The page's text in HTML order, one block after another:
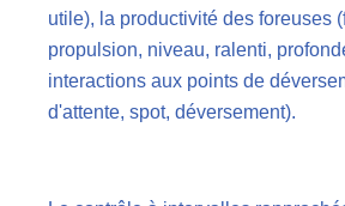
utile), la productivité des foreuses
propulsion, niveau, ralenti,
interactions aux points de
d'attente, spot, déversement).